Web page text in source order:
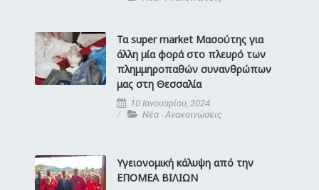
Τα super market Μασούτης για
άλλη μία φορά στο πλευρό των
πλημμηροπαθών συνανθρώπων
μας στη Θεσσαλία
10 Ιανουαρίου, 2024
Νέα - Ανακοινώσεις
Υγειονομική κάλυψη από την
ΕΠΟΜΕΑ ΒΙΛΙΩΝ